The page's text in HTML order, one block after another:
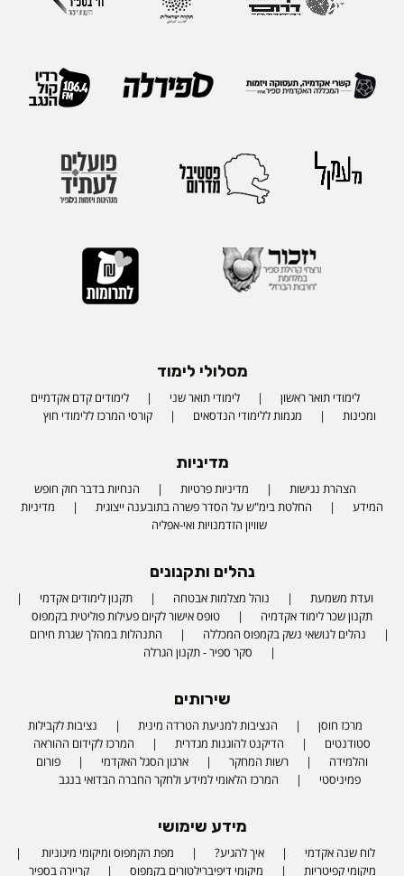
מסלולי לימוד
לימודי תואר ראשון לימודי תואר שני
לימודים קדם אקדמיים
ומכינות
מגמות ללימודי הנדסאים קורסי המרכז ללימודי חוץ
מדיניות
הצהרת נגישות מדיניות פרטיות
הנחיות בדבר חוק חופש
המידע
החלטת בימ"ש על הסדר פשרה בתובענה ייצוגית
מדיניות
שוויון הזדמנויות ואי-אפליה
נהלים ותקנונים
ועדת משמעת נוהל מצלמות אבטחה
תקנון לימודים אקדמי
תקנון שכר לימוד אקדמיה
טופס אישור לקיום פעילות פוליטית בקמפוס
נהלים לנושאי נשק בקמפוס המכללה
התנהלות במהלך שגרת חירום
סקר ספיר - תקנון הגרלה
שירותים
מרכז חוסן הנציבות למניעת הטרדה מינית
נציבות לקבילות
סטודנטים
הדיקנט להוגנות מגדרית
המרכז לקידום ההוראה
והלמידה
רשות המחקר ארגון הסגל האקדמי
פורום
פמיניסטי
המרכז הלאומי למידע ולחקר החברה הבדואי בנגב
מידע שימושי
לוח שנה אקדמי איך להגיע?
מפת הקמפוס ומיקומי מיגוניות
מיקומי קפיטריות
מיקומי דיפיברילטורים בקמפוס קריירה בספיר